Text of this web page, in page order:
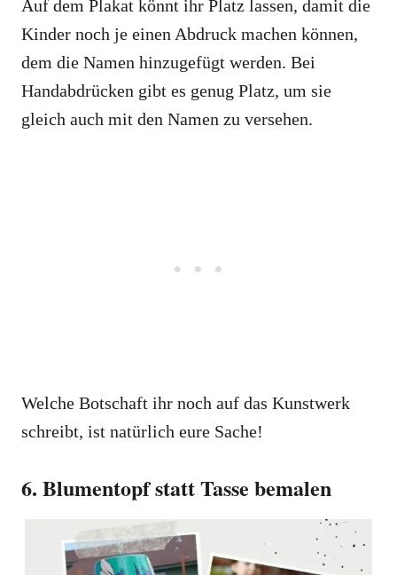
Auf dem Plakat könnt ihr Platz lassen, damit die
Kinder noch je einen Abdruck machen können,
dem die Namen hinzugefügt werden. Bei
Handabdrücken gibt es genug Platz, um sie
gleich auch mit den Namen zu versehen.
Welche Botschaft ihr noch auf das Kunstwerk
schreibt, ist natürlich eure Sache!
6. Blumentopf statt Tasse bemalen